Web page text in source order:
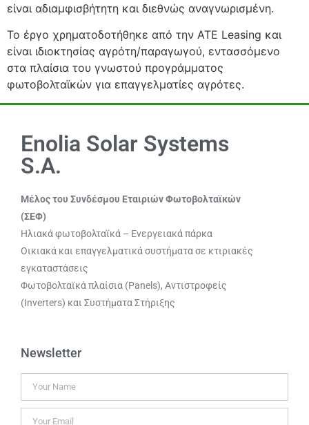
είναι αδιαμφισβήτητη και διεθνώς αναγνωρισμένη.
Το έργο χρηματοδοτήθηκε από την ΑΤΕ Leasing και
είναι ιδιοκτησίας αγρότη/παραγωγού, εντασσόμενο
στα πλαίσια του γνωστού προγράμματος
φωτοβολταϊκών για επαγγελματίες αγρότες.
Enolia Solar Systems
S.A.
Μέλος του Συνδέσμου Εταιριών Φωτοβολταϊκών
(ΣΕΦ)
Ηλιακά φωτοβολταϊκά – Ενεργειακά πάρκα
Οικιακά και επαγγελματικά συστήματα σε κτιριακές
εγκαταστάσεις
Φωτοβολταϊκά πλαίσια (Panels), Αντιστροφείς
(Inverters) και Συστήματα Στήριξης
Newsletter